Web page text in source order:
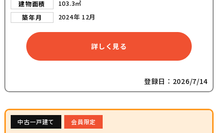
建物面積
103.3㎡
築年月
2024年 12月
詳しく見る
登録日：2026/7/14
中古一戸建て 会員限定